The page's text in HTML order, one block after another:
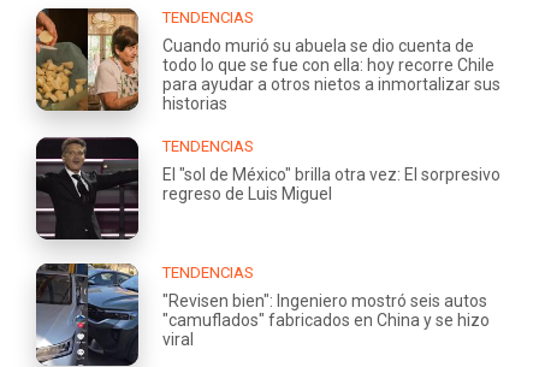
TENDENCIAS
Cuando murió su abuela se dio cuenta de
todo lo que se fue con ella: hoy recorre Chile
para ayudar a otros nietos a inmortalizar sus
historias
TENDENCIAS
El "sol de México" brilla otra vez: El sorpresivo
regreso de Luis Miguel
TENDENCIAS
"Revisen bien": Ingeniero mostró seis autos
"camuflados" fabricados en China y se hizo
viral